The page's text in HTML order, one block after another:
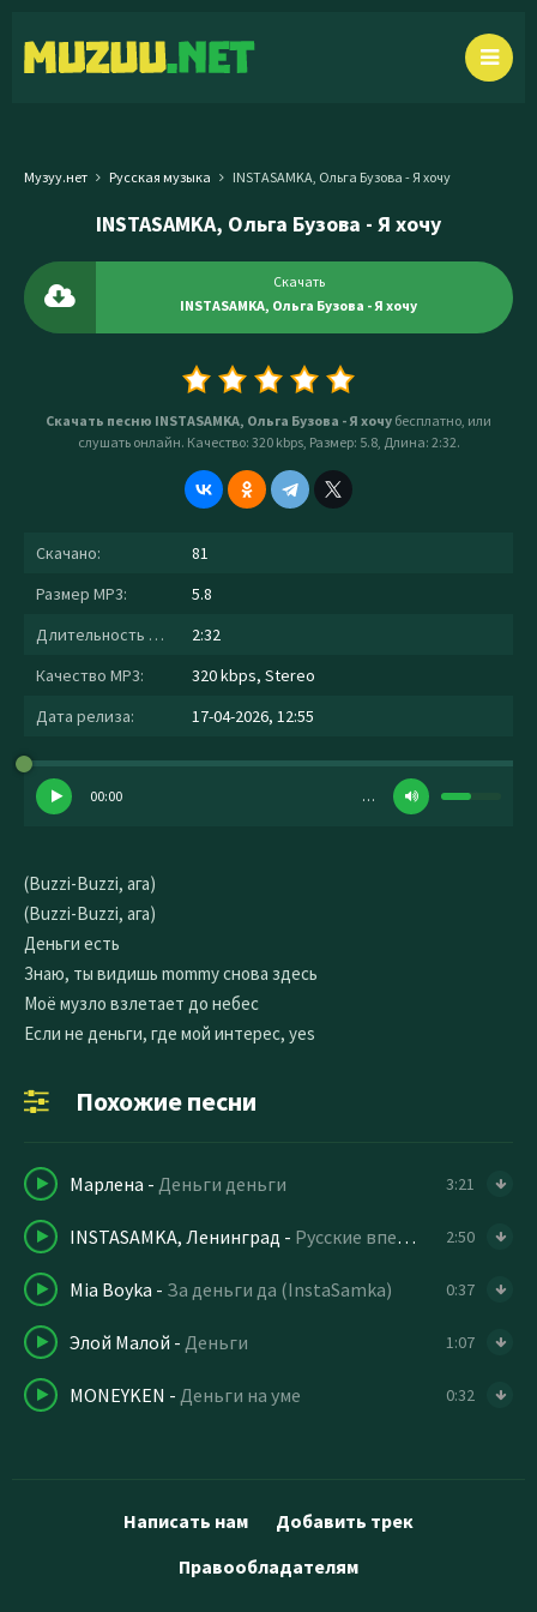
Музуу.нет Русская музыка INSTASAMKA, Ольга Бузова - Я хочу
INSTASAMKA, Ольга Бузова - Я хочу
Скачать
INSTASAMKA, Ольга Бузова - Я хочу
Скачать песню INSTASAMKA, Ольга Бузова - Я хочу бесплатно, или
слушать онлайн. Качество: 320 kbps, Размер: 5.8, Длина: 2:32.
Скачано:
81
Размер MP3:
5.8
Длительность MP3:
2:32
Качество MP3:
320 kbps, Stereo
Дата релиза:
17-04-2026, 12:55
00:00 …
(Buzzi-Buzzi, ага)
(Buzzi-Buzzi, ага)
Деньги есть
Знаю, ты видишь mommy снова здесь
Моё музло взлетает до небес
Если не деньги, где мой интерес, yes
Похожие песни
Марлена - Деньги деньги 3:21
INSTASAMKA, Ленинград - Русские вперёд 2:50
Mia Boyka - За деньги да (InstaSamka) 0:37
Элой Малой - Деньги 1:07
MONEYKEN - Деньги на уме 0:32
Написать нам
Добавить трек
Правообладателям